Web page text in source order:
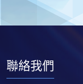
聯絡我們